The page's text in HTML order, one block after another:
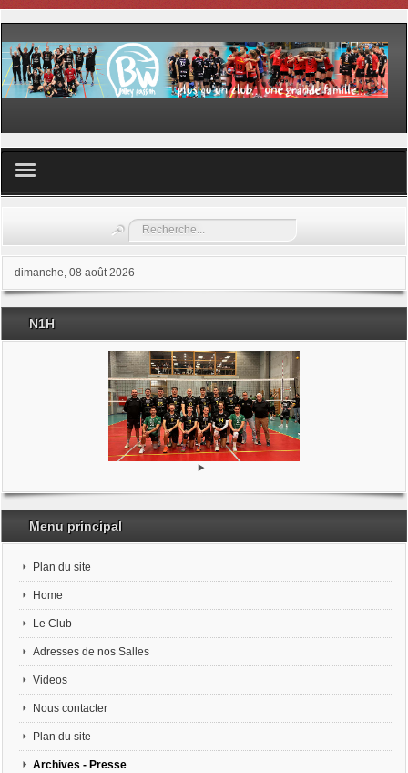
Les samedis du sport
Les stages
Documents
Rechercher
dimanche, 08 août 2026
N1H
Menu principal
Plan du site
Home
Le Club
Adresses de nos Salles
Videos
Nous contacter
Plan du site
Archives - Presse